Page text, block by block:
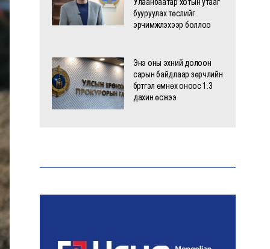
бууруулах төслийг
эрчимжүүлэхээр боллоо
Энэ оны эхний долоон
сарын байдлаар зөрчлийн
бүртгэл өмнөх оноос 1.3
дахин өсжээ
оролцлоо
цахим үйлчилгээг иргэдэд